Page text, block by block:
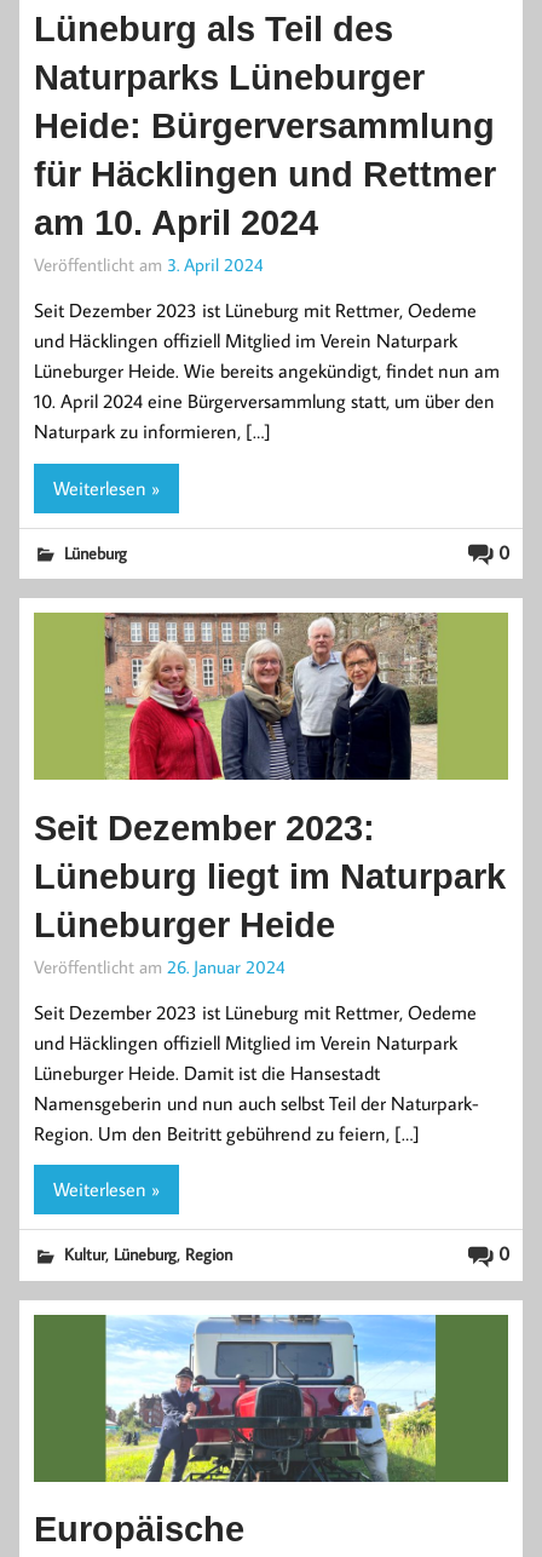
Lüneburg als Teil des
Naturparks Lüneburger
Heide: Bürgerversammlung
für Häcklingen und Rettmer
am 10. April 2024
Veröffentlicht am 3. April 2024
Seit Dezember 2023 ist Lüneburg mit Rettmer, Oedeme
und Häcklingen offiziell Mitglied im Verein Naturpark
Lüneburger Heide. Wie bereits angekündigt, findet nun am
10. April 2024 eine Bürgerversammlung statt, um über den
Naturpark zu informieren, […]
Weiterlesen »
0
Lüneburg
Seit Dezember 2023:
Lüneburg liegt im Naturpark
Lüneburger Heide
Veröffentlicht am 26. Januar 2024
Seit Dezember 2023 ist Lüneburg mit Rettmer, Oedeme
und Häcklingen offiziell Mitglied im Verein Naturpark
Lüneburger Heide. Damit ist die Hansestadt
Namensgeberin und nun auch selbst Teil der Naturpark-
Region. Um den Beitritt gebührend zu feiern, […]
Weiterlesen »
0
Kultur, Lüneburg, Region
Europäische